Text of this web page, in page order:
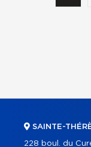
SAINTE-
228 boul. du